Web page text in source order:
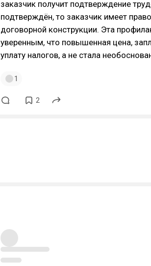
заказчик получит подтверждение
подтверждён, то заказчик имеет
договорной конструкции. Эта
уверенным, что повышенная цена,
уплату налогов, а не стала
1
2